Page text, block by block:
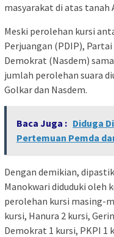
masyarakat di atas tanah
Meski perolehan kursi
Perjuangan (PDIP),
Demokrat (Nasdem)
jumlah perolehan suara
Golkar dan Nasdem.
Baca Juga : Diduga
Pertemuan Pemda
Dengan demikian,
Manokwari diduduki oleh
perolehan kursi masing-
kursi, Hanura 2 kursi,
Demokrat 1 kursi, PKPI 1